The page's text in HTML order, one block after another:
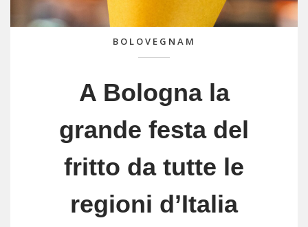
BOLOVEGNAM
A Bologna la
grande festa del
fritto da tutte le
regioni d’Italia